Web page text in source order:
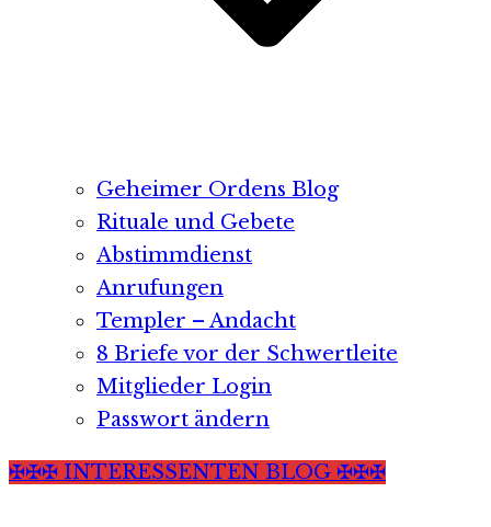
Geheimer Ordens Blog
Rituale und Gebete
Abstimmdienst
Anrufungen
Templer – Andacht
8 Briefe vor der Schwertleite
Mitglieder Login
Passwort ändern
✠✠✠ INTERESSENTEN BLOG ✠✠✠